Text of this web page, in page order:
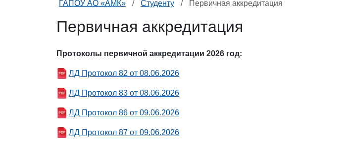
ГАПОУ АО «АМК» Студенту Первичная аккредитация
Первичная аккредитация
Протоколы первичной аккредитации 2026 год:
ЛД Протокол 82 от 08.06.2026
ЛД Протокол 83 от 08.06.2026
ЛД Протокол 86 от 09.06.2026
ЛД Протокол 87 от 09.06.2026